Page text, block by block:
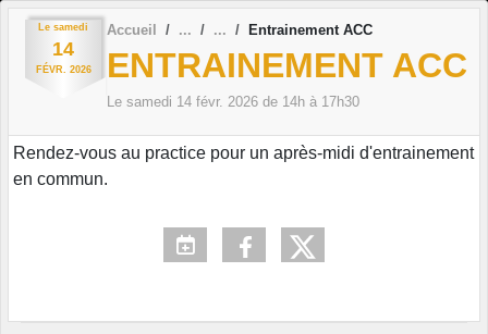
Le samedi
14
FÉVR. 2026
Accueil Entrainement ACC
ENTRAINEMENT ACC
Le samedi 14 févr. 2026 de 14h à 17h30
Rendez-vous au practice pour un après-midi d'entrainement
en commun.